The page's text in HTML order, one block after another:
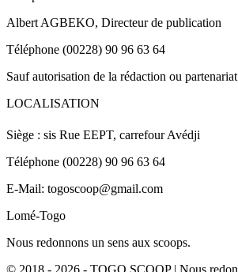
Albert AGBEKO, Directeur de publication
Téléphone (00228) 90 96 63 64
Sauf autorisation de la rédaction ou
LOCALISATION
Siège : sis Rue EEPT, carrefour Avédji
Téléphone (00228) 90 96 63 64
E-Mail: togoscoop@gmail.com
Lomé-Togo
Nous redonnons un sens aux scoops.
© 2018 - 2026 - TOGO SCOOP | Nous